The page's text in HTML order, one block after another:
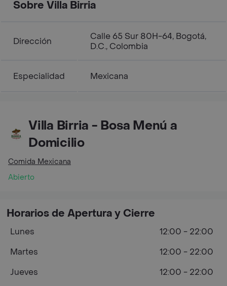
Sobre Villa Birria
Dirección
Calle 65 Sur 80H-64, Bogotá,
D.C., Colombia
Especialidad Mexicana
Villa Birria - Bosa Menú a
Domicilio
Comida Mexicana
Abierto
Horarios de Apertura y Cierre
Lunes
12:00 - 22:00
Martes
12:00 - 22:00
Jueves
12:00 - 22:00